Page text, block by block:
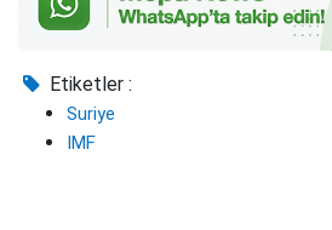
Etiketler :
Suriye
IMF